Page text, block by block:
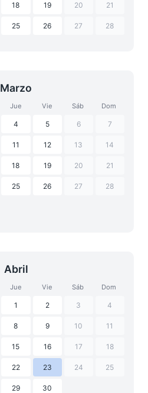
18 19 20 21
25 26 27 28
Marzo
Jue Vie Sáb Dom
4 5 6 7
11 12 13 14
18 19 20 21
25 26 27 28
Abril
Jue Vie Sáb Dom
1 2 3 4
8 9 10 11
15 16 17 18
22 23 24 25
29 30